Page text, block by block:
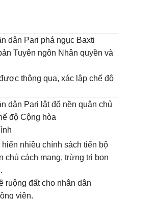
dân Pari phá ngục Baxti
Tuyên ngôn Nhân quyền và
thông qua, xác lập chế độ
dân Pari lật đổ nền quân chủ
độ Cộng hòa
nhiều chính sách tiến bộ
chủ cách mạng, trừng trị bọn
ruộng đất cho nhân dân
viên.